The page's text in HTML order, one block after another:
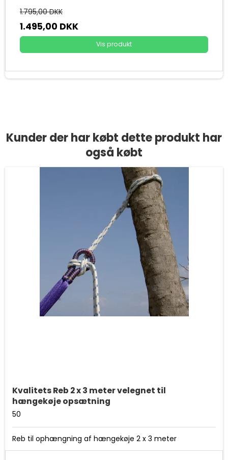
1.795,00 DKK
1.495,00 DKK
Vis produkt
Kunder der har købt dette produkt har
også købt
Kvalitets Reb 2 x 3 meter velegnet til
hængekøje opsætning
50
Reb til ophængning af hængekøje 2 x 3 meter